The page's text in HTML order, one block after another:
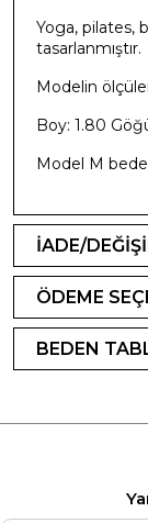
Yoga, pilates,
tasarlanmıştır.
Modelin
Boy: 1.80
Model M
İADE/
ÖDEME
BEDEN